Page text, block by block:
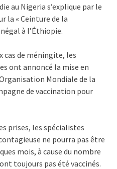
au Nigeria s’explique par le
la « Ceinture de la
à l’Éthiopie.
cas de méningite, les
ont annoncé la mise en
Mondiale de la
de vaccination pour
prises, les spécialistes
ne pourra pas être
mois, à cause du nombre
toujours pas été vaccinés.